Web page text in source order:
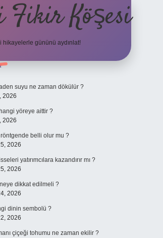
Fikir Köşesi
hikayelerle gününü aydınlat!
suyu ne zaman dökülür ?
2026
yöreye aittir ?
2026
röntgende belli olur mu ?
2026
yatırımcılara kazandırır mı ?
2026
dikkat edilmeli ?
2026
dinin sembolü ?
2026
çiçeği tohumu ne zaman ekilir ?